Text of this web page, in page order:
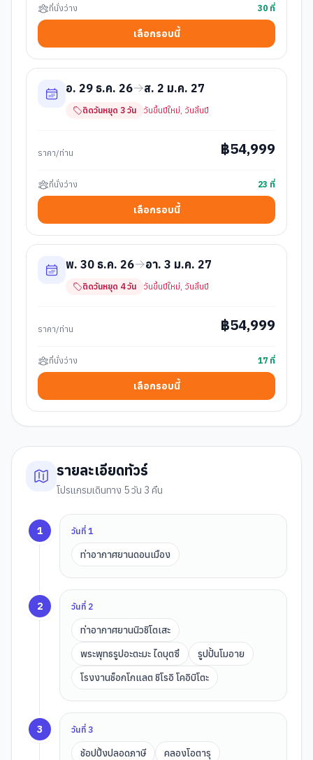
ที่นั่งว่าง 30 ที่
เลือกรอบนี้
อ. 29 ธ.ค. 26 ส. 2 ม.ค. 27
ติดวันหยุด 3 วัน วันขึ้นปีใหม่, วันสิ้นปี
ราคา/ท่าน ฿54,999
ที่นั่งว่าง 23 ที่
เลือกรอบนี้
พ. 30 ธ.ค. 26 อา. 3 ม.ค. 27
ติดวันหยุด 4วัน วันขึ้นปีใหม่, วันสิ้นปี
ราคา/ท่าน ฿54,999
ที่นั่งว่าง 17 ที่
เลือกรอบนี้
รายละเอียดทัวร์
โปรแกรมเดินทาง 5 วัน 3 คืน
1 วันที่1
ท่าอากาศยานดอนเมือง
2 วันที่ 2
ท่าอากาศยานนิวชิโตเสะ
พระพุทธรูปอะตะมะ ไดบุตซึ
รูปปั้นโมอาย
โรงงานช็อกโกแลต ชิโรอิ โคอิบิโตะ
3 วันที่3
ช้อปปิ้งปลอดภาษี
คลองโอตารุ